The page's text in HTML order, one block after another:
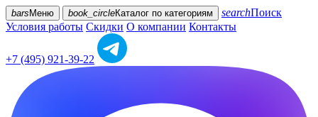
bars Меню book_circleКаталог по категориям searchПоиск
Условия работы Скидки О компании Контакты
+7 (495) 921-39-22